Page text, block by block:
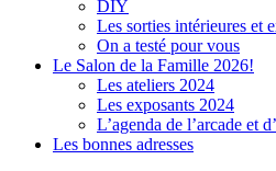
DIY
Les sorties intérieures et
On a testé pour vous
Le Salon de la Famille 2026!
Les ateliers 2024
Les exposants 2024
L’agenda de l’arcade et
Les bonnes adresses